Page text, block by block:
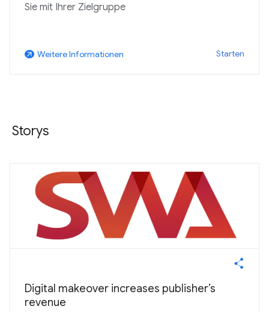
Sie mit Ihrer Zielgruppe
arrow_outward Weitere Informationen Starten
Storys
Digital makeover increases publisher’s
revenue